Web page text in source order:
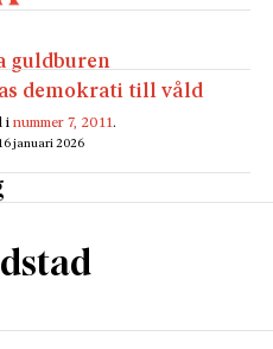
guldburen
demokrati till våld
inummer 7, 2011.
januari 2026